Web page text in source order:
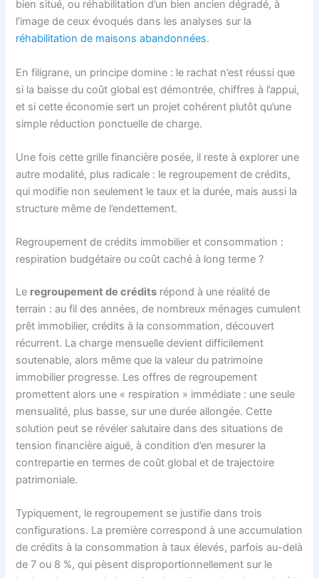
bien situé, ou réhabilitation d’un bien ancien dégradé, à
l’image de ceux évoqués dans les analyses sur la
réhabilitation de maisons abandonnées.
En filigrane, un principe domine : le rachat n’est réussi que
si la baisse du coût global est démontrée, chiffres à l’appui,
et si cette économie sert un projet cohérent plutôt qu’une
simple réduction ponctuelle de charge.
Une fois cette grille financière posée, il reste à explorer une
autre modalité, plus radicale : le regroupement de crédits,
qui modifie non seulement le taux et la durée, mais aussi la
structure même de l’endettement.
Regroupement de crédits immobilier et consommation :
respiration budgétaire ou coût caché à long terme ?
Le regroupement de crédits répond à une réalité de
terrain : au fil des années, de nombreux ménages cumulent
prêt immobilier, crédits à la consommation, découvert
récurrent. La charge mensuelle devient difficilement
soutenable, alors même que la valeur du patrimoine
immobilier progresse. Les offres de regroupement
promettent alors une « respiration » immédiate : une seule
mensualité, plus basse, sur une durée allongée. Cette
solution peut se révéler salutaire dans des situations de
tension financière aiguë, à condition d’en mesurer la
contrepartie en termes de coût global et de trajectoire
patrimoniale.
Typiquement, le regroupement se justifie dans trois
configurations. La première correspond à une accumulation
de crédits à la consommation à taux élevés, parfois au-delà
de 7 ou 8 %, qui pèsent disproportionnellement sur le